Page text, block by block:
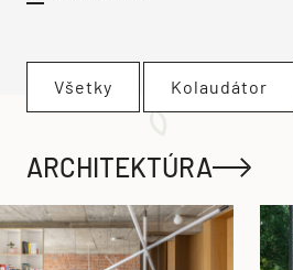
Všetky Kolaudátor
ARCHITEKTÚRA